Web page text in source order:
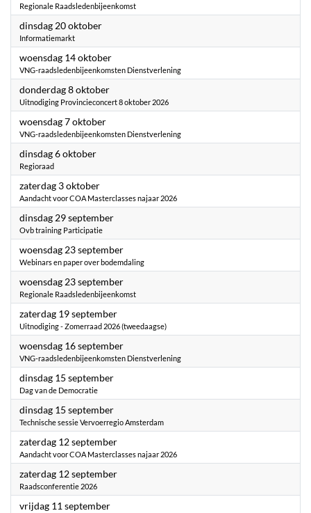
Regionale Raadsledenbijeenkomst
dinsdag 20 oktober2026
Informatiemarkt
woensdag 14 oktober2026
VNG-raadsledenbijeenkomsten Dienstverlening
donderdag 8 oktober2026
Uitnodiging Provincieconcert 8 oktober 2026
woensdag 7 oktober2026
VNG-raadsledenbijeenkomsten Dienstverlening
dinsdag 6 oktober2026
Regioraad
zaterdag 3 oktober2026
Aandacht voor COA Masterclasses najaar 2026
dinsdag 29 september2026
Ovb training Participatie
woensdag 23 september2026
Webinars en paper over bodemdaling
woensdag 23 september2026
Regionale Raadsledenbijeenkomst
zaterdag 19 september2026
Uitnodiging - Zomerraad 2026 (tweedaagse)
woensdag 16 september2026
VNG-raadsledenbijeenkomsten Dienstverlening
dinsdag 15 september2026
Dag van de Democratie
dinsdag 15 september2026
Technische sessie Vervoerregio Amsterdam
zaterdag 12 september2026
Aandacht voor COA Masterclasses najaar 2026
zaterdag 12 september2026
Raadsconferentie 2026
vrijdag 11 september2026